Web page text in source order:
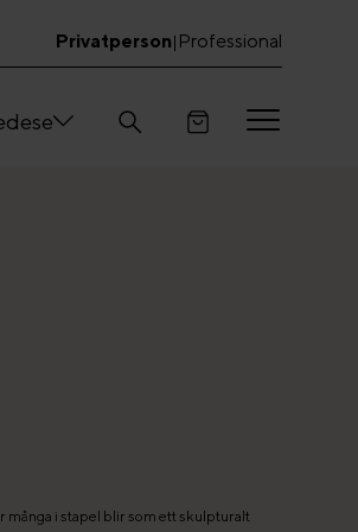
Privatperson| Professional
i stapel blir som ett skulpturalt